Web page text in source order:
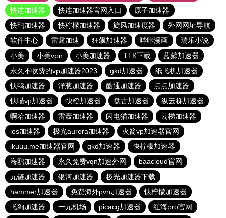
快连加速器
快连加速器官网入口
原子加速器
快鸭加速器
快柠檬加速器 旋风加速度器
外网网址导航
软件中心
雷霆加速 狂飙加速器 哔咔漫画
瑞乐小说
小美
小美vpn 小美加速器 TTK下载
蓝鲸加速器
永久不收费的vp加速器2023
gkd加速器
纸飞机加速器
快鸭加速器
洋葱加速器 酷通加速器
点点加速器
快喵vp加速器
快橙加速器 盘古加速器
纵云梯加速器
啊哈加速器
雷轰加速器 闪电猫加速器
云梯加速器
ios加速器
极光aurora加速器
火箭vp加速器官网
ikuuu.me加速器官网
gkd加速器
快柠檬加速器
海鸥加速器
永久免费vqn加速外网
baacloud官网
元链加速器
银河加速器
极光加速器下载
hammer加速器
免费海外pvn加速器
快柠檬加速器
飞狗加速器
一元机场 picacg加速器 红海pro官网